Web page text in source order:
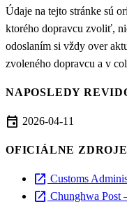
Údaje na tejto stránke sú
ktorého dopravcu zvoliť,
odoslaním si vždy over
zvoleného dopravcu a v
NAPOSLEDY
event 2026-04-11
OFICIÁLNE ZDROJE
open_in_new Customs
open_in_new Chunghwa Post